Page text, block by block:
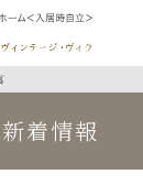
新着情報